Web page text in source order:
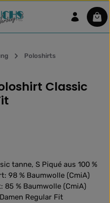
Poloshirts
0 von 5 Sternen
Classic
tanne, S Piqué aus 100 %
98 % Baumwolle (CmiA)
85 % Baumwolle (CmiA)
Regular Fit